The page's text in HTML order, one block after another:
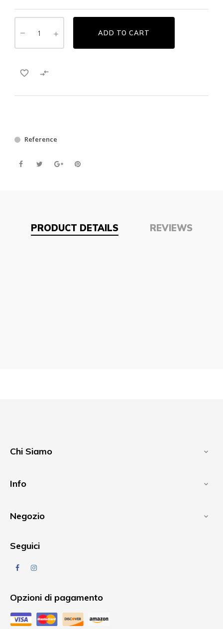
ADD TO CART
favorite_border 
Reference
PRODUCT DETAILS REVIEWS
Chi Siamo 
Info 
Negozio 
Seguici
Facebook
Opzioni di pagamento